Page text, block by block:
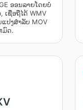
ອອນລາຍໂດຍບໍ່
ເຊື່ອຖືໄດ້ WMV
ປງສໍາລັບ MOV
ມົດ.